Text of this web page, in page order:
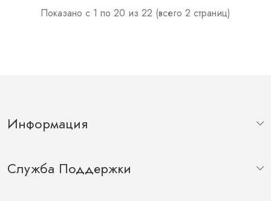
Показано с 1 по 20 из 22 (всего 2 страниц)
Информация
Служба Поддержки